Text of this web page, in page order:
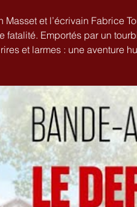
et l’écrivain Fabrice
fatalité. Emportés par un
et larmes : une aventure